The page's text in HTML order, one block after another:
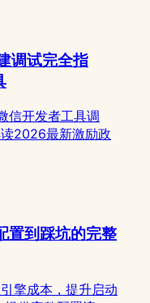
调试完全指
信开发者工具调
2026最新激励政
置到踩坑的完整
擎成本，提升启动